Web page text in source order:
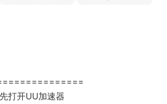
打开UU加速器